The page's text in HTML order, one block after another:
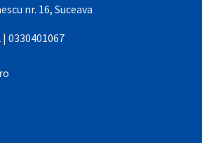
nr. 16, Suceava
0330401067